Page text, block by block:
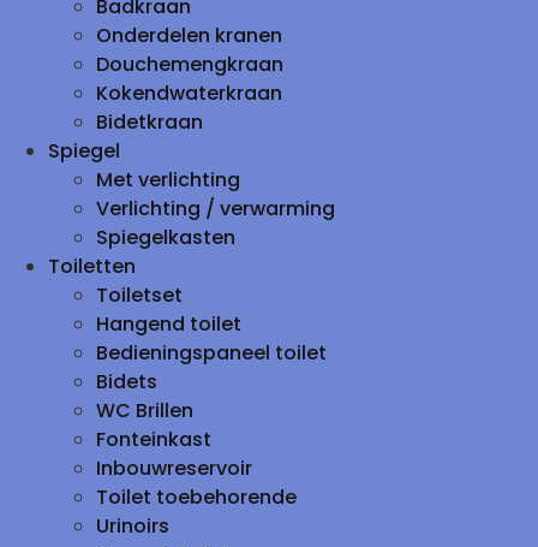
Badkraan
Onderdelen kranen
Douchemengkraan
Kokendwaterkraan
Bidetkraan
Spiegel
Met verlichting
Verlichting / verwarming
Spiegelkasten
Toiletten
Toiletset
Hangend toilet
Bedieningspaneel toilet
Bidets
WC Brillen
Fonteinkast
Inbouwreservoir
Toilet toebehorende
Urinoirs